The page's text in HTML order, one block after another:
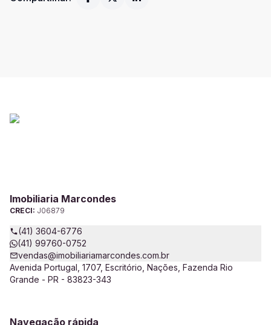
Imobiliaria Marcondes
CRECI: J06879
(41) 3604-6776
(41) 99760-0752
vendas@imobiliariamarcondes.com.br
Avenida Portugal, 1707, Escritório, Nações, Fazenda Rio
Grande - PR - 83823-343
Navegação rápida